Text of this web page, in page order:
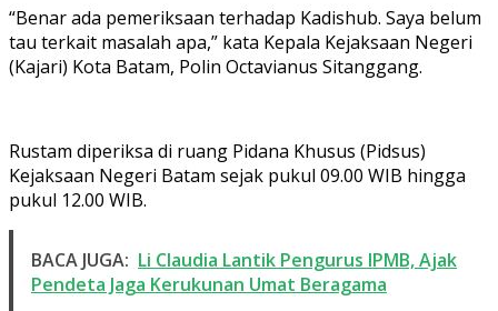
“Benar ada pemeriksaan terhadap Kadishub. Saya belum
tau terkait masalah apa,” kata Kepala Kejaksaan Negeri
(Kajari) Kota Batam, Polin Octavianus Sitanggang.
Rustam diperiksa di ruang Pidana Khusus (Pidsus)
Kejaksaan Negeri Batam sejak pukul 09.00 WIB hingga
pukul 12.00 WIB.
BACA JUGA: Li Claudia Lantik Pengurus IPMB, Ajak
Pendeta Jaga Kerukunan Umat Beragama